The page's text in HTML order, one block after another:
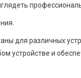
для различных
устройстве и